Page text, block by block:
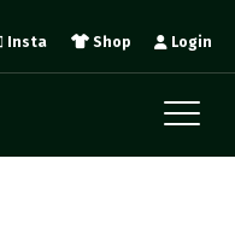
Login
Shop
Insta